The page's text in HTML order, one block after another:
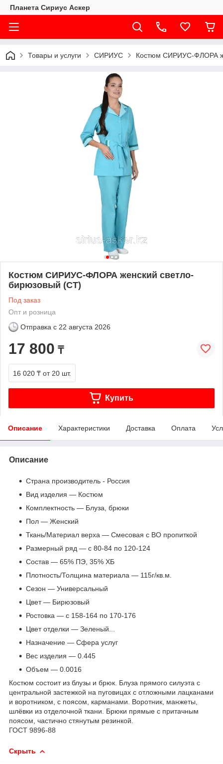
Планета Сириус Аскер
Товары и услуги СИРИУС Костюм СИРИУС-ФЛОРА
Костюм СИРИУС-ФЛОРА женский светло-
бирюзовый (СТ)
Под заказ
Опт и розница
Отправка с 22 августа 2026
17 800 ₸
16 020 ₸ от 20 шт.
Купить
Описание Характеристики Доставка Оплата
Описание
Страна производитель - Россия
Вид изделия — Костюм
Комплектность — Блуза, брюки
Пол — Женский
Ткань/Материал верха — Смесовая с ВО пропиткой
Размерный ряд — с 80-84 по 120-124
Состав — 65% ПЭ, 35% ХБ
Плотность/Толщина материала — 115г/кв.м.
Сезон — Универсальный
Цвет — Бирюзовый
Ростовка — с 158-164 по 170-176
Цвет отделки — Зеленый...
Назначение — Сфера услуг
Вес изделия — 0.445
Объем — 0.0016
Костюм состоит из блузы и брюк. Блуза прямого силуэта с
центральной застежкой на пуговицах с отложными лацканами
и воротником, с поясом, карманами. Воротник, манжеты,
шлёвки из отделочной ткани. Брюки прямые с притачным
поясом, частично стянутым резинкой.
ГОСТ 9896-88
Скрыть